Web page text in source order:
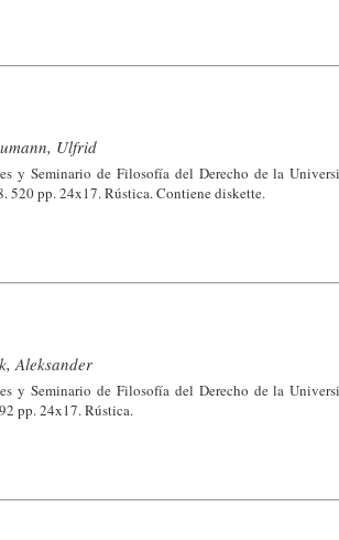
Ulfrid
y Seminario de Filosofía del Derecho de la
520 pp. 24x17. Rústica. Contiene diskette.
Aleksander
y Seminario de Filosofía del Derecho de la
pp. 24x17. Rústica.